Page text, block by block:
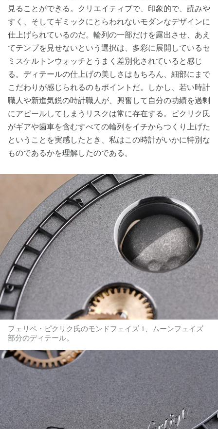
見ることができる。クリエイティブで、印象的で、読みや
すく、そしてギミックにとらわれないモダンなデザインに
仕上げられているのだ。輪列の一部だけを露出させ、あえ
てテンプを見せないという選択は、多彩に展開しているセ
ミスケルトンウォッチとうまく差別化されていると感じ
る。ディテールの仕上げの美しさはもちろん、細部にまで
こだわりが感じられるのもポイントだ。しかし、若い時計
職人や新進気鋭の時計職人が、興奮して自分の功績を過剰
にアピールしてしまうリスクは常に存在する。ピクリク氏
がギアや歯車を含むすべての輪列をイチからつくり上げた
ということを実感したとき、私はこの時計がいかに特別な
ものであるかを理解したのである。
フェリペ・ピクリク氏のモンドフェイズ 1、ムーンフェイズ
部分のディテール。